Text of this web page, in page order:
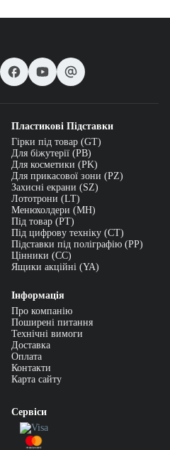
Пластикові Підставки
Гірки під товар (GT)
Для біжутерії (PB)
Для косметики (PK)
Для прикасової зони (PZ)
Захисні екрани (SZ)
Лототрони (LT)
Менюхолдери (MH)
Під товар (PT)
Під цифрову техніку (CT)
Підставки під поліграфію (PP)
Цінники (СС)
Ящики акційні (YA)
Інформація
Про компанію
Поширені питання
Технічні вимоги
Доставка
Оплата
Контакти
Карта сайту
Сервіси